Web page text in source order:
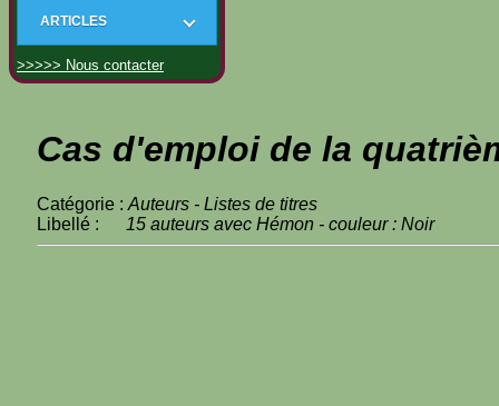
ARTICLES
>>>>> Nous contacter
Cas d'emploi de la
Catégorie : Auteurs - Listes de titres
Libellé : 15 auteurs avec Hémon - couleur : Noir